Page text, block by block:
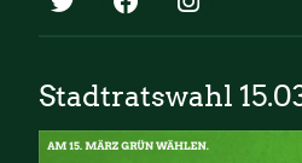
Stadtratswahl